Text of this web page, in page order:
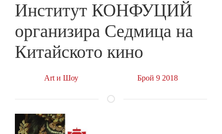
Институт КОНФУЦИЙ
организира Седмица на
Китайското кино
Art и Шоу Брой 9 2018